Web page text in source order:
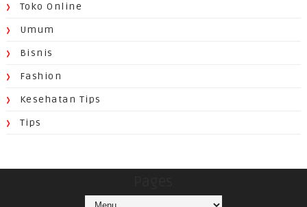
Toko Online
Umum
Bisnis
Fashion
Kesehatan Tips
Tips